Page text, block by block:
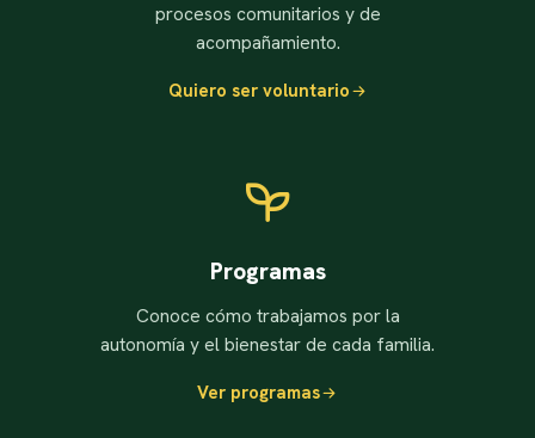
procesos comunitarios y de
acompañamiento.
Quiero ser voluntario
Programas
Conoce cómo trabajamos por la
autonomía y el bienestar de cada familia.
Ver programas